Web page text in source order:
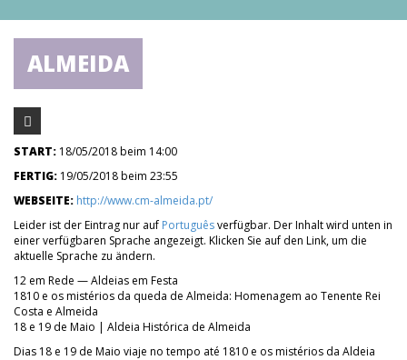
ALMEIDA
START: 18/05/2018 beim 14:00
FERTIG: 19/05/2018 beim 23:55
WEBSEITE: http://www.cm-almeida.pt/
Leider ist der Eintrag nur auf Portuguêsverfügbar. Der Inhalt wird unten in
einer verfügbaren Sprache angezeigt. Klicken Sie auf den Link, um die
aktuelle Sprache zu ändern.
12 em Rede — Aldeias em Festa
1810 e os mistérios da queda de Almeida: Homenagem ao Tenente Rei
Costa e Almeida
18 e 19 de Maio | Aldeia Histórica de Almeida
Dias 18 e 19 de Maio viaje no tempo até 1810 e os mistérios da Aldeia